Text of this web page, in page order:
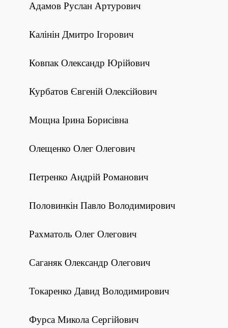
Адамов Руслан Артурович
Калінін Дмитро Ігорович
Ковпак Олександр Юрійович
Курбатов Євгеній Олексійович
Мощна Ірина Борисівна
Олещенко Олег Олегович
Петренко Андрій Романович
Половинкін Павло Володимирович
Рахматоль Олег Олегович
Саганяк Олександр Олегович
Токаренко Давид Володимирович
Фурса Микола Сергійович